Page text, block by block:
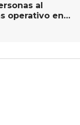
al
operativo en